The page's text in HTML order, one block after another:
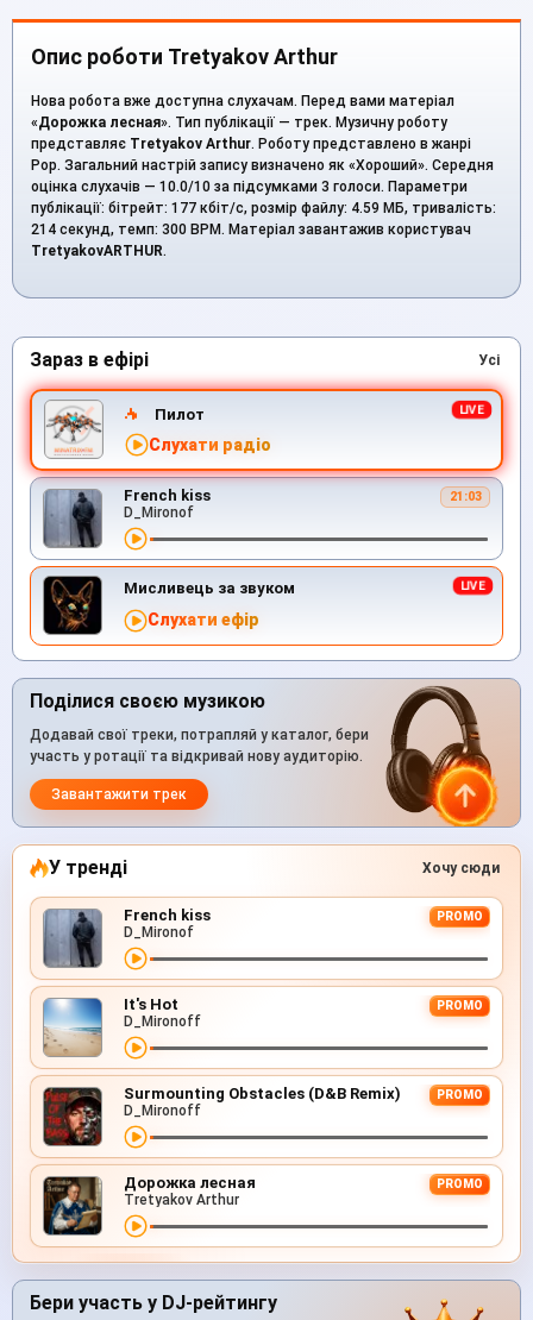
Опис роботи Tretyakov Arthur
Нова робота вже доступна слухачам. Перед вами матеріал
«Дорожка лесная». Тип публікації — трек. Музичну роботу
представляє Tretyakov Arthur. Роботу представлено в жанрі
Pop. Загальний настрій запису визначено як «Хороший». Середня
оцінка слухачів — 10.0/10 за підсумками 3 голоси. Параметри
публікації: бітрейт: 177 кбіт/с, розмір файлу: 4.59 МБ, тривалість:
214 секунд, темп: 300 BPM. Матеріал завантажив користувач
TretyakovARTHUR.
Зараз в ефірі Усі
Пилот
Слухати радіо
French kiss 21:03
D_Mironof
Мисливець за звуком
Слухати ефір
Поділися своєю музикою
Додавай свої треки, потрапляй у каталог, бери
участь у ротації та відкривай нову аудиторію.
Завантажити трек
У тренді Хочу сюди
French kiss PROMO
D_Mironof
It's Hot PROMO
D_Mironoff
Surmounting Obstacles (D&B Remix) PROMO
D_Mironoff
Дорожка лесная PROMO
Tretyakov Arthur
Бери участь у DJ-рейтингу